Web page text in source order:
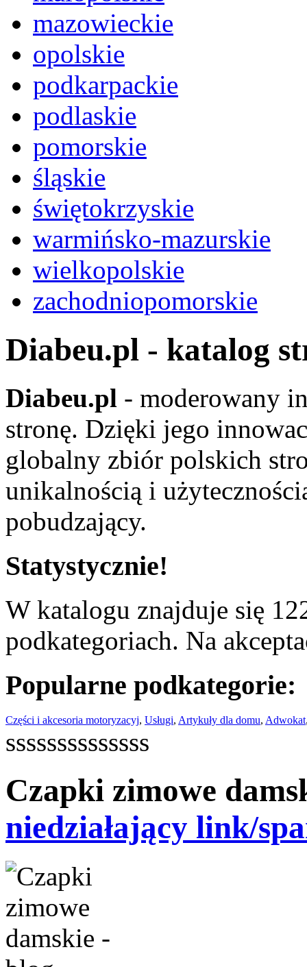
mazowieckie
opolskie
podkarpackie
podlaskie
pomorskie
śląskie
świętokrzyskie
warmińsko-mazurskie
wielkopolskie
zachodniopomorskie
Diabeu.pl - katalog
Diabeu.pl - moderowany
stronę. Dzięki jego
globalny zbiór polskich
unikalnością i
pobudzający.
Statystycznie!
W katalogu znajduje się
podkategoriach. Na
Popularne podkategorie:
Części i akcesoria motoryzacyj, Usługi, Artykuły dla domu, Adwokat
ssssssssssssss
Czapki zimowe
niedziałający link/